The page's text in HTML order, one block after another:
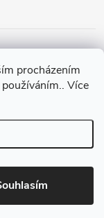
procházením
Více
vyhrazena.Upravit